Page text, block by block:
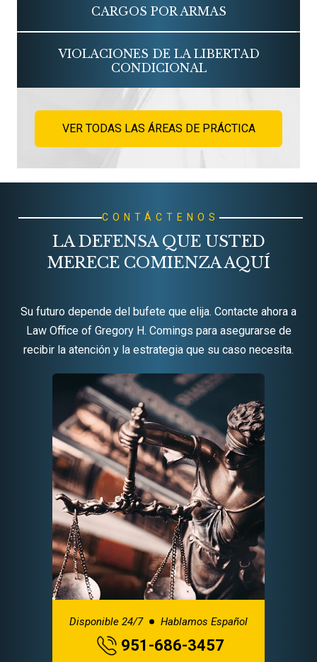
CARGOS POR ARMAS
VIOLACIONES DE LA LIBERTAD
CONDICIONAL
VER TODAS LAS ÁREAS DE PRÁCTICA
CONTÁCTENOS
LA DEFENSA QUE USTED
MERECE COMIENZA AQUÍ
Su futuro depende del bufete que elija. Contacte ahora a
Law Office of Gregory H. Comings para asegurarse de
recibir la atención y la estrategia que su caso necesita.
Disponible 24/7 Hablamos Español
951-686-3457